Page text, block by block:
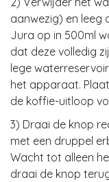
aanwezig) en leeg
Jura op in 500ml
dat deze volledig
lege
het apparaat.
de koffie-uitloop
3) Draai de knop
met een druppel
Wacht tot alleen
draai de knop